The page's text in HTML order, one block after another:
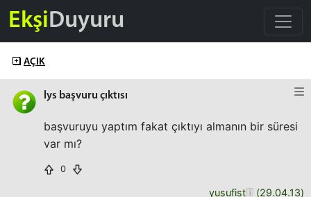
EkşiDuyuru
AÇIK
lys başvuru çıktısı
başvuruyu yaptım fakat çıktıyı almanın bir süresi
var mı?
0
yusufist (29.04.13)